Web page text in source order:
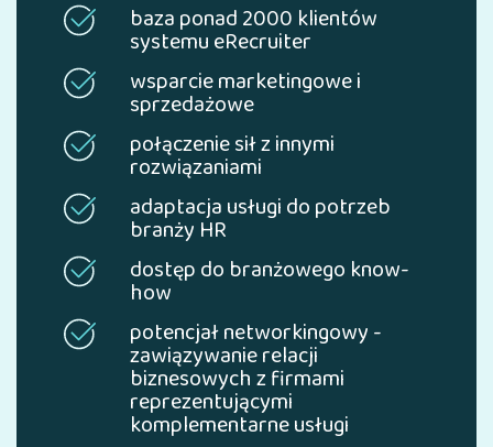
baza ponad 2000 klientów
systemu eRecruiter
wsparcie marketingowe i
sprzedażowe
połączenie sił z innymi
rozwiązaniami
adaptacja usługi do potrzeb
branży HR
dostęp do branżowego know-
how
potencjał networkingowy -
zawiązywanie relacji
biznesowych z firmami
reprezentującymi
komplementarne usługi